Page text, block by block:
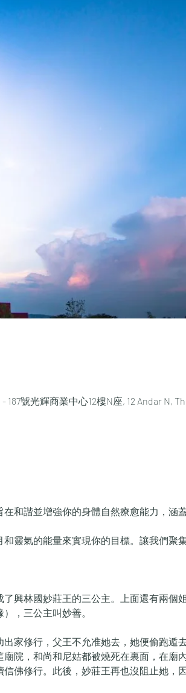
號光輝商業中心12樓N座, 12 Andar N,
和諧並增強你的身體自然療愈能力，涵
靈氣的能量來實現你的目標。讓我們聚
興林國妙莊王的三公主。上面還有兩個
，三公主叫妙善。
家修行，父王不允准她去，她便偷跑遁
院，和尚和尼姑都被燒死在裏面，在廟
佛修行。此後，妙莊王再也沒阻止她，